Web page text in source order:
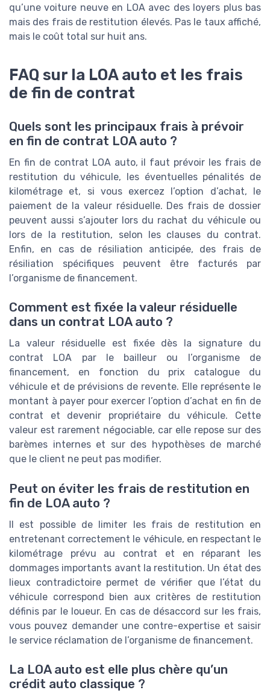
qu’une voiture neuve en LOA avec des loyers plus bas
mais des frais de restitution élevés. Pas le taux affiché,
mais le coût total sur huit ans.
FAQ sur la LOA auto et les frais
de fin de contrat
Quels sont les principaux frais à prévoir
en fin de contrat LOA auto ?
En fin de contrat LOA auto, il faut prévoir les frais de
restitution du véhicule, les éventuelles pénalités de
kilométrage et, si vous exercez l’option d’achat, le
paiement de la valeur résiduelle. Des frais de dossier
peuvent aussi s’ajouter lors du rachat du véhicule ou
lors de la restitution, selon les clauses du contrat.
Enfin, en cas de résiliation anticipée, des frais de
résiliation spécifiques peuvent être facturés par
l’organisme de financement.
Comment est fixée la valeur résiduelle
dans un contrat LOA auto ?
La valeur résiduelle est fixée dès la signature du
contrat LOA par le bailleur ou l’organisme de
financement, en fonction du prix catalogue du
véhicule et de prévisions de revente. Elle représente le
montant à payer pour exercer l’option d’achat en fin de
contrat et devenir propriétaire du véhicule. Cette
valeur est rarement négociable, car elle repose sur des
barèmes internes et sur des hypothèses de marché
que le client ne peut pas modifier.
Peut on éviter les frais de restitution en
fin de LOA auto ?
Il est possible de limiter les frais de restitution en
entretenant correctement le véhicule, en respectant le
kilométrage prévu au contrat et en réparant les
dommages importants avant la restitution. Un état des
lieux contradictoire permet de vérifier que l’état du
véhicule correspond bien aux critères de restitution
définis par le loueur. En cas de désaccord sur les frais,
vous pouvez demander une contre-expertise et saisir
le service réclamation de l’organisme de financement.
La LOA auto est elle plus chère qu’un
crédit auto classique ?